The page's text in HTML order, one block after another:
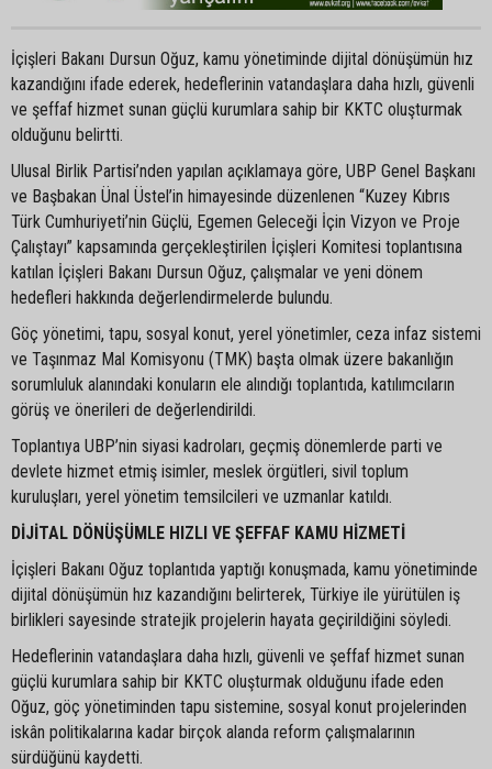
İçişleri Bakanı Dursun Oğuz, kamu yönetiminde dijital dönüşümün hız
kazandığını ifade ederek, hedeflerinin vatandaşlara daha hızlı, güvenli
ve şeffaf hizmet sunan güçlü kurumlara sahip bir KKTC oluşturmak
olduğunu belirtti.
Ulusal Birlik Partisi’nden yapılan açıklamaya göre, UBP Genel Başkanı
ve Başbakan Ünal Üstel’in himayesinde düzenlenen “Kuzey Kıbrıs
Türk Cumhuriyeti’nin Güçlü, Egemen Geleceği İçin Vizyon ve Proje
Çalıştayı” kapsamında gerçekleştirilen İçişleri Komitesi toplantısına
katılan İçişleri Bakanı Dursun Oğuz, çalışmalar ve yeni dönem
hedefleri hakkında değerlendirmelerde bulundu.
Göç yönetimi, tapu, sosyal konut, yerel yönetimler, ceza infaz sistemi
ve Taşınmaz Mal Komisyonu (TMK) başta olmak üzere bakanlığın
sorumluluk alanındaki konuların ele alındığı toplantıda, katılımcıların
görüş ve önerileri de değerlendirildi.
Toplantıya UBP’nin siyasi kadroları, geçmiş dönemlerde parti ve
devlete hizmet etmiş isimler, meslek örgütleri, sivil toplum
kuruluşları, yerel yönetim temsilcileri ve uzmanlar katıldı.
DİJİTAL DÖNÜŞÜMLE HIZLI VE ŞEFFAF KAMU HİZMETİ
İçişleri Bakanı Oğuz toplantıda yaptığı konuşmada, kamu yönetiminde
dijital dönüşümün hız kazandığını belirterek, Türkiye ile yürütülen iş
birlikleri sayesinde stratejik projelerin hayata geçirildiğini söyledi.
Hedeflerinin vatandaşlara daha hızlı, güvenli ve şeffaf hizmet sunan
güçlü kurumlara sahip bir KKTC oluşturmak olduğunu ifade eden
Oğuz, göç yönetiminden tapu sistemine, sosyal konut projelerinden
iskân politikalarına kadar birçok alanda reform çalışmalarının
sürdüğünü kaydetti.